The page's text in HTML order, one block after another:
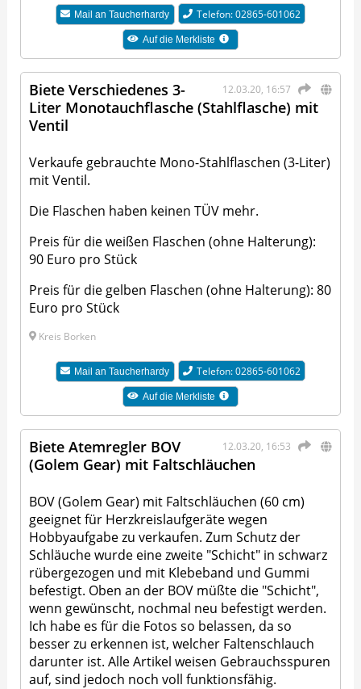
Mail anTaucherhardy Telefon: 02865-601062
Auf die Merkliste
12.03.20, 16:57
Biete Verschiedenes 3-
Liter Monotauchflasche (Stahlflasche) mit
Ventil
Verkaufe gebrauchte Mono-Stahlflaschen (3-Liter)
mit Ventil.
Die Flaschen haben keinen TÜV mehr.
Preis für die weißen Flaschen (ohne Halterung):
90 Euro pro Stück
Preis für die gelben Flaschen (ohne Halterung): 80
Euro pro Stück
Kreis Borken
Mail anTaucherhardy Telefon: 02865-601062
Auf die Merkliste
12.03.20, 16:53
Biete Atemregler BOV
(Golem Gear) mit Faltschläuchen
BOV (Golem Gear) mit Faltschläuchen (60 cm)
geeignet für Herzkreislaufgeräte wegen
Hobbyaufgabe zu verkaufen. Zum Schutz der
Schläuche wurde eine zweite "Schicht" in schwarz
rübergezogen und mit Klebeband und Gummi
befestigt. Oben an der BOV müßte die "Schicht",
wenn gewünscht, nochmal neu befestigt werden.
Ich habe es für die Fotos so belassen, da so
besser zu erkennen ist, welcher Faltenschlauch
darunter ist. Alle Artikel weisen Gebrauchsspuren
auf, sind jedoch noch voll funktionsfähig.